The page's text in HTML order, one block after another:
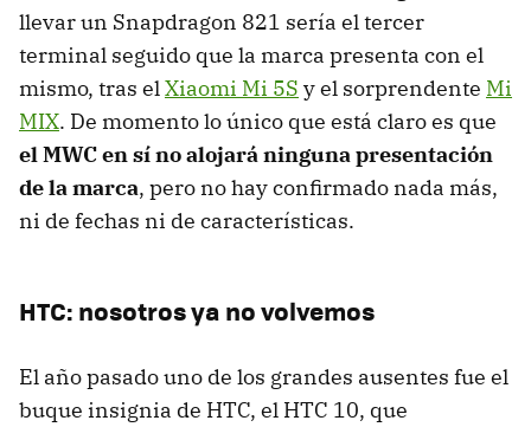
llevar un Snapdragon 821 sería el tercer
terminal seguido que la marca presenta con el
mismo, tras elXiaomi Mi 5S y el sorprendente Mi
MIX. De momento lo único que está claro es que
el MWC en sí no alojará ninguna presentación
de la marca, pero no hay confirmado nada más,
ni de fechas ni de características.
HTC: nosotros ya no volvemos
El año pasado uno de los grandes ausentes fue el
buque insignia de HTC, el HTC 10, que